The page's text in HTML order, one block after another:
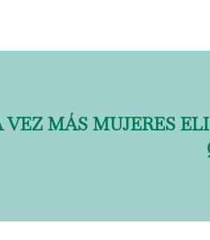
VEZ MÁS MUJERES